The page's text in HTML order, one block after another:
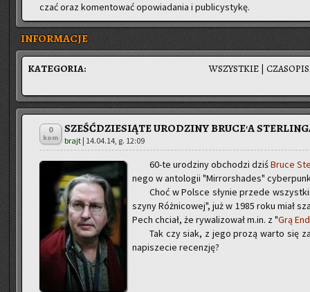
czać oraz ko­men­to­wać opo­wia­da­nia i pu­bli­cy­sty­kę.
INFORMACJE
WSZYST­KIE |
KA­TE­GO­RIA:
0
kom
SZEŚĆDZIESIĄTE URODZINY BRUCE'A
brajt | 14.04.14, g. 12:09
60-te uro­dzi­ny ob­cho­dzi dziśBruce
ne­go w an­to­lo­gii "Mir­ror­sha­des"
Choć w Pol­sce sły­nie przede
szy­ny Róż­ni­co­wej", już w 1985 roku miał
Pech chciał, że ry­wa­li­zo­wał m.in. z "Grą
Tak czy siak, z jego prozą warto się
na­pi­sze­cie re­cen­zję?